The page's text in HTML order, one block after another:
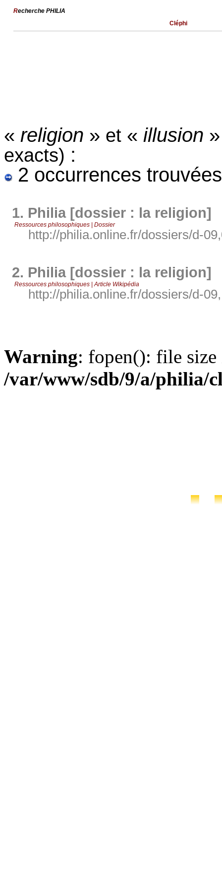
Recherche PHILIA
Cléphi
« religion » et « illusion
exacts) :
2 occurrences
1. Philia [dossier : la religion]
Ressources philosophiques | Dossier
http://philia.online.fr/dossiers/d-
2. Philia [dossier : la religion]
Ressources philosophiques | Article Wikipédia
http://philia.online.fr/dossiers/d-
Warning: fopen(): file
/var/www/sdb/9/a/philia/